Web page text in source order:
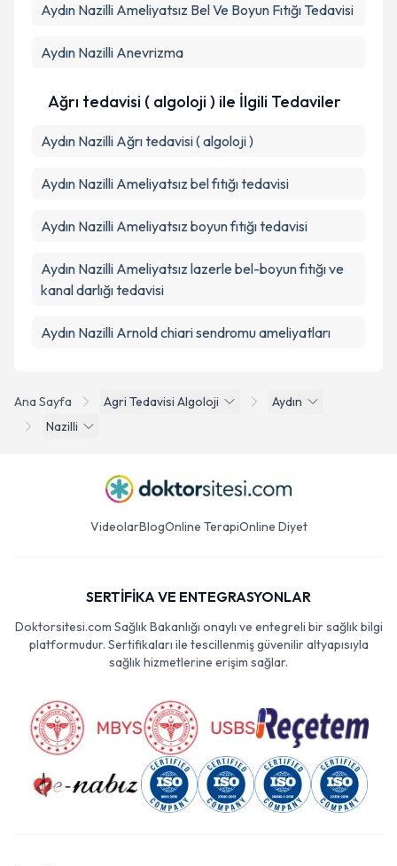
Ana Sayfa Agri Tedavisi Algoloji
Aydın
Nazilli
Aydın Nazilli Ameliyatsız Bel Ve Boyun Fıtığı Tedavisi
Aydın Nazilli Anevrizma
Ağrı tedavisi ( algoloji ) ile İlgili Tedaviler
Aydın Nazilli Ağrı tedavisi ( algoloji )
Aydın Nazilli Ameliyatsız bel fıtığı tedavisi
Aydın Nazilli Ameliyatsız boyun fıtığı tedavisi
Aydın Nazilli Ameliyatsız lazerle bel-boyun fıtığı ve
kanal darlığı tedavisi
Aydın Nazilli Arnold chiari sendromu ameliyatları
VideolarBlogOnline TerapiOnline Diyet
SERTİFİKA VE ENTEGRASYONLAR
Doktorsitesi.com Sağlık Bakanlığı onaylı ve entegreli bir sağlık bilgi
platformudur. Sertifikaları ile tescillenmiş güvenilir altyapısıyla
sağlık hizmetlerine erişim sağlar.